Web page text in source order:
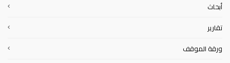
أبحاث
تقارير
ورقة الموقف